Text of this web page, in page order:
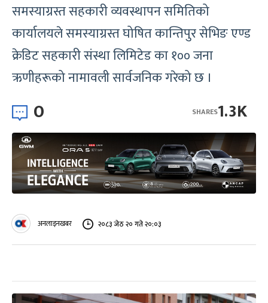
समस्याग्रस्त सहकारी व्यवस्थापन समितिको
कार्यालयले समस्याग्रस्त घोषित कान्तिपुर सेभिङ एण्ड
क्रेडिट सहकारी संस्था लिमिटेड का १०० जना
ऋणीहरूको नामावली सार्वजनिक गरेको छ ।
0 1.3K
SHARES
अनलाइनखबर २०८३ जेठ २० गते २०:०३